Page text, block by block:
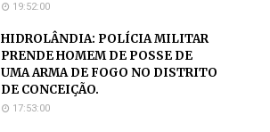
19:52:00
HIDROLÂNDIA: POLÍCIA MILITAR
PRENDE HOMEM DE POSSE DE
UMA ARMA DE FOGO NO DISTRITO
DE CONCEIÇÃO.
17:53:00